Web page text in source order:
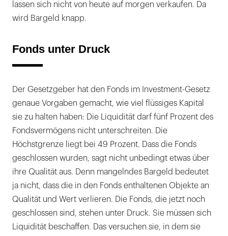
lassen sich nicht von heute auf morgen verkaufen. Da
wird Bargeld knapp.
Fonds unter Druck
Der Gesetzgeber hat den Fonds im Investment-Gesetz
genaue Vorgaben gemacht, wie viel flüssiges Kapital
sie zu halten haben: Die Liquidität darf fünf Prozent des
Fondsvermögens nicht unterschreiten. Die
Höchstgrenze liegt bei 49 Prozent. Dass die Fonds
geschlossen wurden, sagt nicht unbedingt etwas über
ihre Qualität aus. Denn mangelndes Bargeld bedeutet
ja nicht, dass die in den Fonds enthaltenen Objekte an
Qualität und Wert verlieren. Die Fonds, die jetzt noch
geschlossen sind, stehen unter Druck. Sie müssen sich
Liquidität beschaffen. Das versuchen sie, in dem sie